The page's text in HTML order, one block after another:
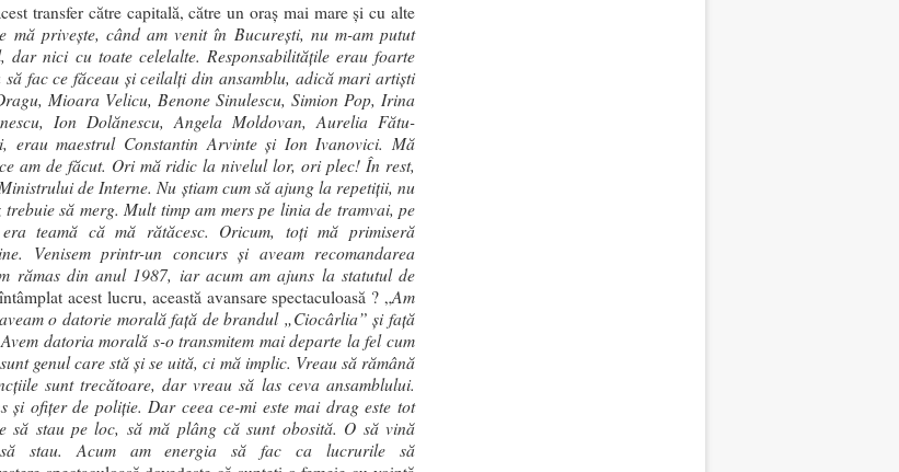
transfer către capitală, către un oraş mai mare şi cu alte
mă priveşte, când am venit în Bucureşti, nu m-am putut
dar nici cu toate celelalte. Responsabilităţile erau foarte
fac ce făceau şi ceilalţi din ansamblu, adică mari artişti
Mioara Velicu, Benone Sinulescu, Simion Pop, Irina
Ion Dolănescu, Angela Moldovan, Aurelia Fătu-
erau maestrul Constantin Arvinte şi Ion Ivanovici. Mă
am de făcut. Ori mă ridic la nivelul lor, ori plec! În rest,
de Interne. Nu ştiam cum să ajung la repetiţii, nu
trebuie să merg. Mult timp am mers pe linia de tramvai, pe
teamă că mă rătăcesc. Oricum, toţi mă primiseră
Venisem printr-un concurs şi aveam recomandarea
rămas din anul 1987, iar acum am ajuns la statutul de
acest lucru, această avansare spectaculoasă ? „Am
veam o datorie morală faţă de brandul „Ciocârlia” şi faţă
datoria morală s-o transmitem mai departe la fel cum
genul care stă şi se uită, ci mă implic. Vreau să rămână
sunt trecătoare, dar vreau să las ceva ansamblului.
şi ofiţer de poliţie. Dar ceea ce-mi este mai drag este tot
să stau pe loc, să mă plâng că sunt obosită. O să vină
stau. Acum am energia să fac ca lucrurile să